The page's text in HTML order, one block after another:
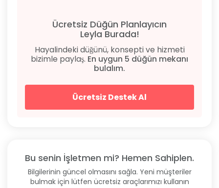
Ücretsiz Düğün Planlayıcın
Leyla Burada!
Hayalindeki düğünü, konsepti ve hizmeti
bizimle paylaş. En uygun 5 düğün mekanı
bulalım.
Ücretsiz Destek Al
Bu senin İşletmen mi? Hemen Sahiplen.
Bilgilerinin güncel olmasını sağla. Yeni müşteriler
bulmak için lütfen ücretsiz araçlarımızı kullanın